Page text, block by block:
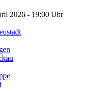
2026 - 19:00 Uhr